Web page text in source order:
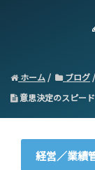
ホーム ブログ
意思決定のスピー
経営／業績